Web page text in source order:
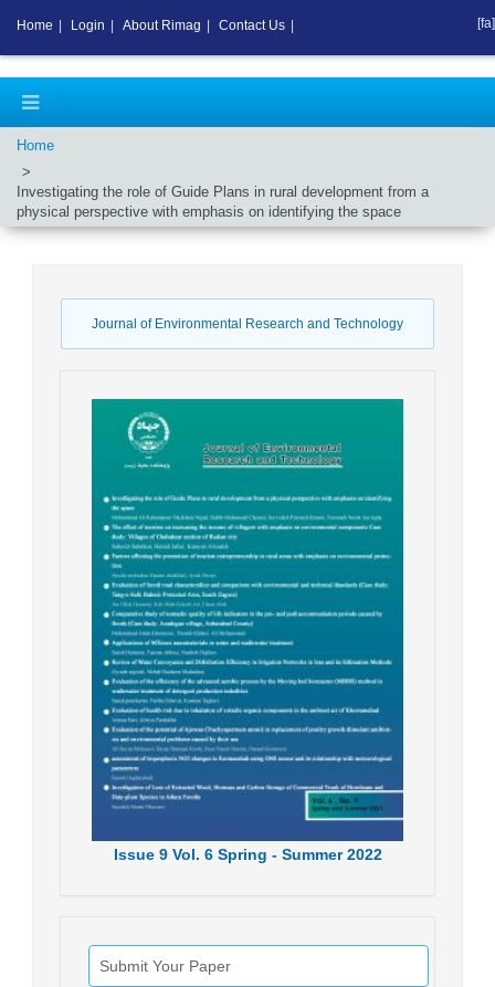
Home
Investigating the role of Guide Plans in rural development from a
physical perspective with emphasis on identifying the space
Journal of Environmental Research and Technology
Issue9 Vol. 6 Spring - Summer 2022
Submit Your Paper
Home Login About Rimag Contact Us [fa]